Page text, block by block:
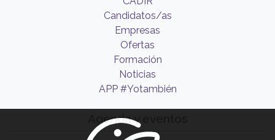
Candidatos/as
Empresas
Ofertas
Formación
Noticias
APP #Yotambién
Agenda y eventos